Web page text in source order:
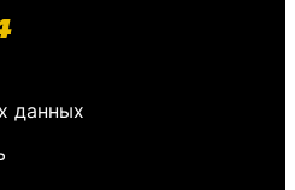
данных